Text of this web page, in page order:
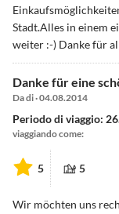
Stadt.Alles in einem
weiter :-) Danke für
Danke für eine
Da di · 04.08.2014
Periodo di viaggio:
viaggiando come:
5 5
Wir möchten uns